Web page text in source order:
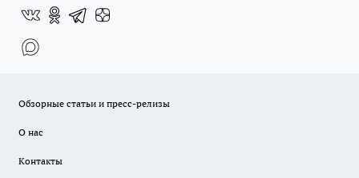
Обзорные статьи и пресс-релизы
О нас
Контакты